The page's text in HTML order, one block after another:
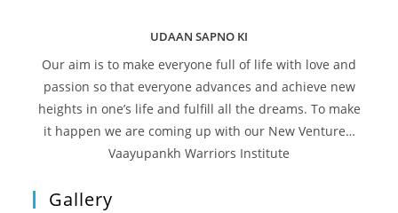
UDAAN SAPNO KI
Our aim is to make everyone full of life with love and
passion so that everyone advances and achieve new
heights in one’s life and fulfill all the dreams. To make
it happen we are coming up with our New Venture…
Vaayupankh Warriors Institute
Gallery